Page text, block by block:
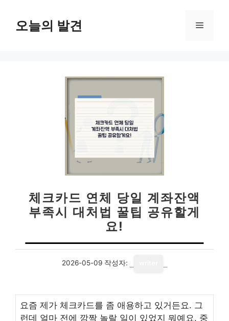
오늘의 발견 메
체크카드 연체 당일 계좌잔액
부족시 대처법 꿀팁 공유할게
요!
2026-05-09 작성자:
요즘 제가 체크카드를 좀 애용하고 있거든요. 그
런데 얼마 전에 깜짝 놀랄 일이 있었지 뭐예요. 중